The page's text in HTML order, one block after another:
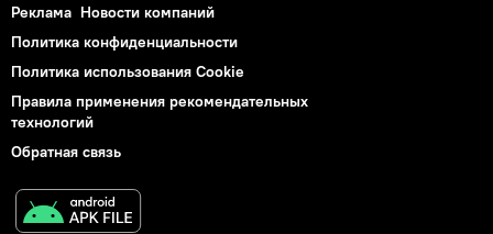
Реклама Новости компаний
Политика конфиденциальности
Политика использования Cookie
Правила применения рекомендательных
технологий
Обратная связь